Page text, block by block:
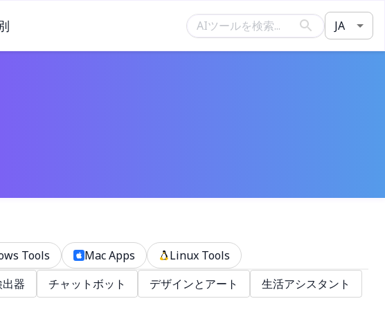
JA
Tools Mac Apps
Linux Tools
器 チャットボット デザインとアート
生活アシスタント